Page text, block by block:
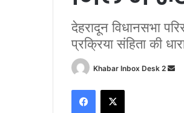
देहरादून विधानसभा
प्रक्रिया संहिता की
Khabar Inbox Desk 2
Facebook
X